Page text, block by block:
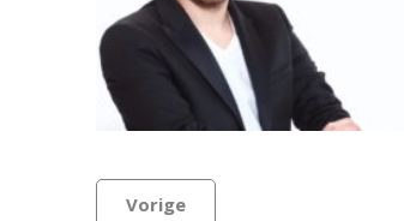
Vorige